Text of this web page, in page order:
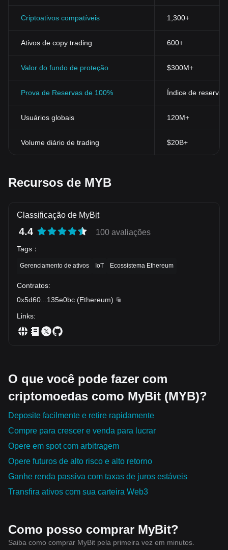
Criptoativos compatíveis 1,300+
Ativos de copy trading 600+
Valor do fundo de proteção $300M+
Prova de Reservas de 100% Índice de
Usuários globais 120M+
Volume diário de trading $20B+
Recursos de MYB
Classificação de MyBit
4.4 100 avaliações
Tags ：
Gerenciamento de ativos IoT Ecossistema Ethereum
Contratos:
0x5d60
135e0bc (Ethereum)
Links:
O que você pode fazer com
criptomoedas como MyBit (MYB)?
Deposite facilmente e retire rapidamente
Compre para crescer e venda para lucrar
Opere em spot com arbitragem
Opere futuros de alto risco e alto retorno
Ganhe renda passiva com taxas de juros estáveis
Transfira ativos com sua carteira Web3
Como posso comprar MyBit?
Saiba como comprar MyBit pela primeira vez em minutos.